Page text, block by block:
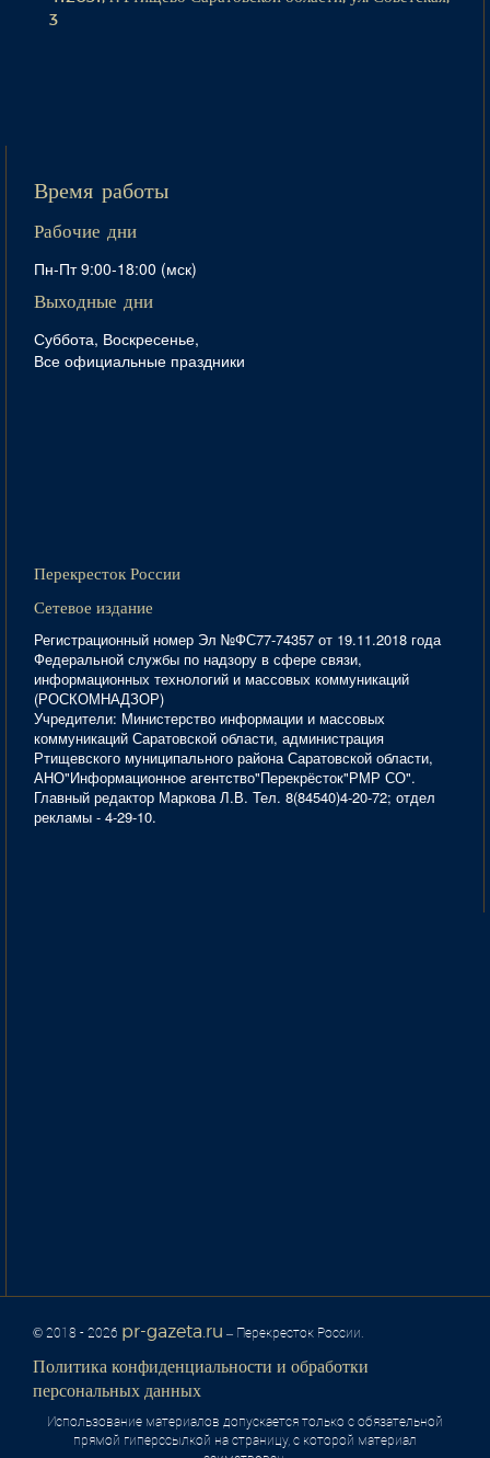
3
Время работы
Рабочие дни
Пн-Пт 9:00-18:00 (мск)
Выходные дни
Суббота, Воскресенье,
Все официальные праздники
Перекресток России
Сетевое издание
Регистрационный номер Эл №ФС77-74357 от 19.11.2018 года
Федеральной службы по надзору в сфере связи,
информационных технологий и массовых коммуникаций
(РОСКОМНАДЗОР)
Учредители: Министерство информации и массовых
коммуникаций Саратовской области, администрация
Ртищевского муниципального района Саратовской области,
АНО"Информационное агентство"Перекрёсток"РМР СО".
Главный редактор Маркова Л.В. Тел. 8(84540)4-20-72; отдел
рекламы - 4-29-10.
© 2018 - 2026 pr-gazeta.ru – Перекресток России.
Политика конфиденциальности и обработки
персональных данных
Использование материалов допускается только с обязательной
прямой гиперссылкой на страницу, с которой материал